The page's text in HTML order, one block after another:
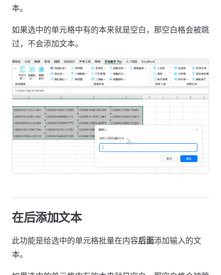
本。
如果选中的单元格中有的本来就是空白，那空白格会被跳
过，不会添加文本。
在后添加文本
此功能是给选中的单元格批量在内容后面添加输入的文
本。